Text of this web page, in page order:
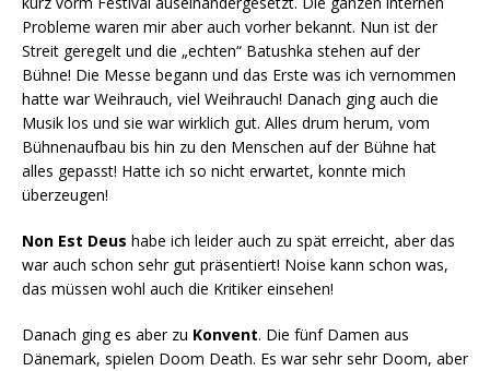
Probleme waren mir aber auch vorher bekannt. Nun ist der
Streit geregelt und die „echten“ Batushka stehen auf der
Bühne! Die Messe begann und das Erste was ich vernommen
hatte war Weihrauch, viel Weihrauch! Danach ging auch die
Musik los und sie war wirklich gut. Alles drum herum, vom
Bühnenaufbau bis hin zu den Menschen auf der Bühne hat
alles gepasst! Hatte ich so nicht erwartet, konnte mich
überzeugen!
Non Est Deus habe ich leider auch zu spät erreicht, aber das
war auch schon sehr gut präsentiert! Noise kann schon was,
das müssen wohl auch die Kritiker einsehen!
Danach ging es aber zu Konvent. Die fünf Damen aus
Dänemark, spielen Doom Death. Es war sehr sehr Doom, aber